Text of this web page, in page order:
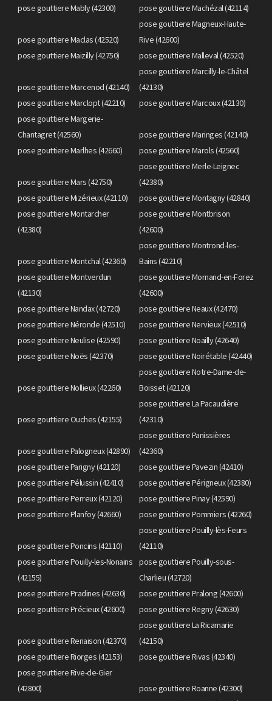
pose gouttiere Mably (42300) pose gouttiere Machézal (42114)
pose gouttiere Maclas (42520)
pose gouttiere Magneux-Haute-
Rive (42600)
pose gouttiere Maizilly (42750)
pose gouttiere Malleval (42520)
pose gouttiere Marcenod (42140)
pose gouttiere Marcilly-le-Châtel
(42130)
pose gouttiere Marclopt (42210)
pose gouttiere Marcoux (42130)
pose gouttiere Margerie-
Chantagret (42560)
pose gouttiere Maringes (42140)
pose gouttiere Marlhes (42660)
pose gouttiere Marols (42560)
pose gouttiere Mars (42750)
pose gouttiere Merle-Leignec
(42380)
pose gouttiere Mizérieux (42110)
pose gouttiere Montagny (42840)
pose gouttiere Montarcher
(42380)
pose gouttiere Montbrison
(42600)
pose gouttiere Montchal (42360)
pose gouttiere Montrond-les-
Bains (42210)
pose gouttiere Montverdun
(42130)
pose gouttiere Mornand-en-Forez
(42600)
pose gouttiere Nandax (42720)
pose gouttiere Neaux (42470)
pose gouttiere Néronde (42510)
pose gouttiere Nervieux (42510)
pose gouttiere Neulise (42590)
pose gouttiere Noailly (42640)
pose gouttiere Noës (42370)
pose gouttiere Noirétable (42440)
pose gouttiere Nollieux (42260)
pose gouttiere Notre-Dame-de-
Boisset (42120)
pose gouttiere Ouches (42155)
pose gouttiere La Pacaudière
(42310)
pose gouttiere Palogneux (42890)
pose gouttiere Panissières
(42360)
pose gouttiere Parigny (42120)
pose gouttiere Pavezin (42410)
pose gouttiere Pélussin (42410)
pose gouttiere Périgneux (42380)
pose gouttiere Perreux (42120)
pose gouttiere Pinay (42590)
pose gouttiere Planfoy (42660)
pose gouttiere Pommiers (42260)
pose gouttiere Poncins (42110)
pose gouttiere Pouilly-lès-Feurs
(42110)
pose gouttiere Pouilly-les-Nonains
(42155)
pose gouttiere Pouilly-sous-
Charlieu (42720)
pose gouttiere Pradines (42630)
pose gouttiere Pralong (42600)
pose gouttiere Précieux (42600)
pose gouttiere Regny (42630)
pose gouttiere Renaison (42370)
pose gouttiere La Ricamarie
(42150)
pose gouttiere Riorges (42153)
pose gouttiere Rivas (42340)
pose gouttiere Rive-de-Gier
(42800)
pose gouttiere Roanne (42300)